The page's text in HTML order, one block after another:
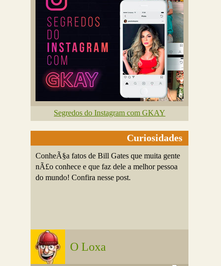
Segredos do Instagram com GKAY
Curiosidades
ConheÃ§a fatos de Bill Gates que muita gente
nÃ£o conhece e que faz dele a melhor pessoa
do mundo! Confira nesse post.
O Loxa